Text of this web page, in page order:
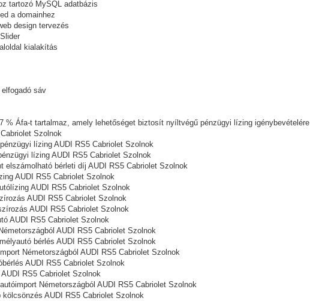
tartozó MySQL adatbázis
a domainhez
design tervezés
kialakítás
sáv
% Áfa-t tartalmaz, amely lehetőséget biztosít nyíltvégű pénzügyi lízing igénybevételére
Szolnok
lízing AUDI RS5 Cabriolet Szolnok
lízing AUDI RS5 Cabriolet Szolnok
elszámolható bérleti díj AUDI RS5 Cabriolet Szolnok
AUDI RS5 Cabriolet Szolnok
AUDI RS5 Cabriolet Szolnok
AUDI RS5 Cabriolet Szolnok
AUDI RS5 Cabriolet Szolnok
AUDI RS5 Cabriolet Szolnok
AUDI RS5 Cabriolet Szolnok
bérlés AUDI RS5 Cabriolet Szolnok
Németországból AUDI RS5 Cabriolet Szolnok
AUDI RS5 Cabriolet Szolnok
RS5 Cabriolet Szolnok
Németországból AUDI RS5 Cabriolet Szolnok
kölcsönzés AUDI RS5 Cabriolet Szolnok